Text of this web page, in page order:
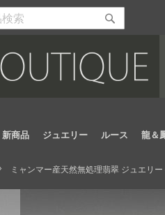
検
始
新商品 ジュエリー ルース 龍＆
ミャンマー産天然無処理翡翠 ジュエリ